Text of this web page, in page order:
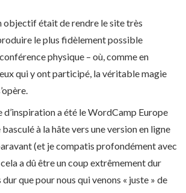
objectif était de rendre le site très
le plus fidèlement possible
conférence physique – où, comme en
qui y ont participé, la véritable magie
d’inspiration a été le WordCamp Europe
à la hâte vers une version en ligne
(et je compatis profondément avec
a dû être un coup extrêmement dur
que pour nous qui venons « juste » de